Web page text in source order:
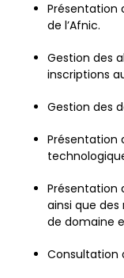
Présentation
de l’Afnic.
Gestion des
inscriptions
Gestion des
Présentation
Présentation
ainsi que
de domaine
Consultation